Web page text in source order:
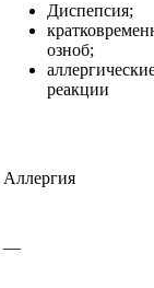
Диспепсия;
озноб;
реакции
Аллергия
—